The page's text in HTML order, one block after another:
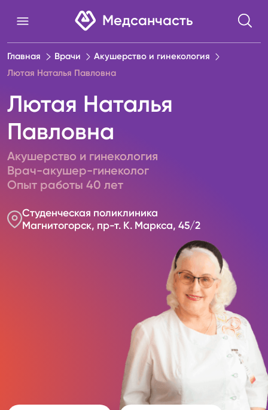
Медсанчасть
Главная Врачи
Акушерство и гинекология
Лютая Наталья Павловна
Лютая Наталья
Павловна
Акушерство и гинекология
Врач-акушер-гинеколог
Опыт работы40 лет
Студенческая поликлиника
Магнитогорск, пр-т. К. Маркса, 45/2